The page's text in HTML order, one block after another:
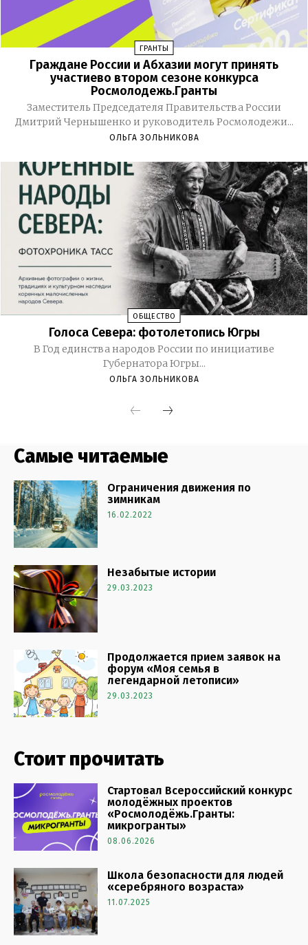
Самые читаемые
Ограничения движения по
зимникам
16.02.2022
Незабытые истории
29.03.2023
Продолжается прием заявок на
форум «Моя семья в
легендарной летописи»
29.03.2023
Стоит прочитать
Стартовал Всероссийский конкурс
молодёжных проектов
«Росмолодёжь.Гранты:
микрогранты»
08.06.2026
Школа безопасности для людей
«серебряного возраста»
11.07.2025